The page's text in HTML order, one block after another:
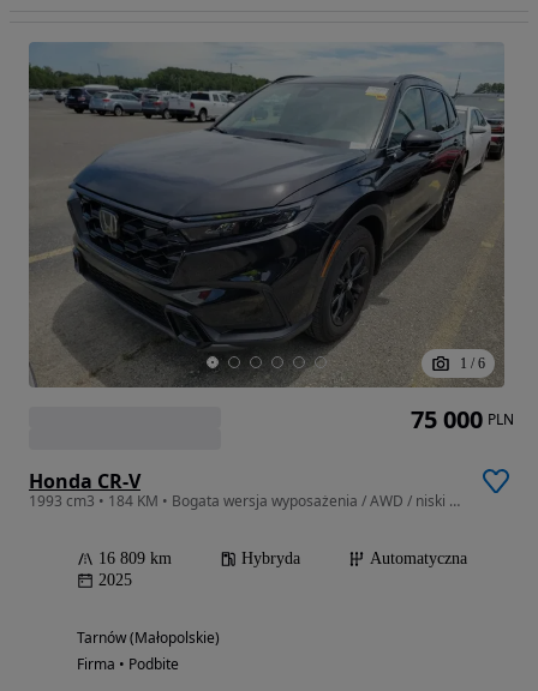
1 / 6
Honda CR-V
1993 cm3 • 184 KM • Bogata wersja wyposażenia / AWD / niski przebieg
16 809 km Hybryda
Automatyczna
2025
Tarnów (Małopolskie)
Firma • Podbite
75 000 PLN